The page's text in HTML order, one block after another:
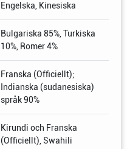
Engelska, Kinesiska
Bulgariska 85%, Turkiska
10%, Romer 4%
Franska (Officiellt);
Indianska (sudanesiska)
språk 90%
Kirundi och Franska
(Officiellt), Swahili